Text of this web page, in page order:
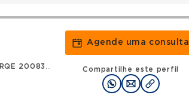
RQE 20083 - Cirurgia oncológica
Agende uma consulta
Compartilhe este perfil